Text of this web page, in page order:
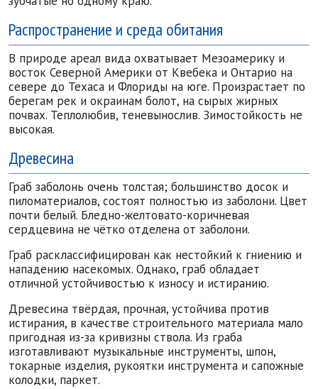
Распространение и среда обитания
В природе ареал вида охватывает Мезоамерику и
восток Северной Америки от Квебека и Онтарио на
севере до Техаса и Флориды на юге. Произрастает по
берегам рек и окраинам болот, на сырых жирных
почвах. Теплолюбив, теневынослив. Зимостойкость не
высокая.
Древесина
Граб заболонь очень толстая; большинство досок и
пиломатериалов, состоят полностью из заболони. Цвет
почти белый. Бледно-желтовато-коричневая
сердцевина не чётко отделена от заболони.
Граб расклассифицирован как нестойкий к гниению и
нападению насекомых. Однако, граб обладает
отличной устойчивостью к износу и истиранию.
Древесина твёрдая, прочная, устойчива против
истирания, в качестве строительного материала мало
пригодная из-за кривизны ствола. Из граба
изготавливают музыкальные инструменты, шпон,
токарные изделия, рукоятки инструмента и сапожные
колодки, паркет.